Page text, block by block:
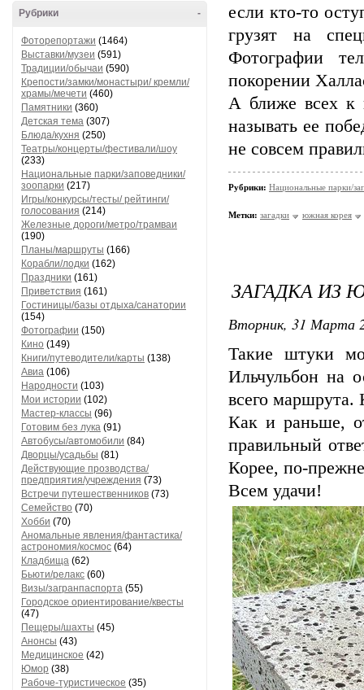
-
Рубрики
Фоторепортажи (1464)
Выставки/музеи (591)
Традиции/обычаи (590)
Крепости/замки/монастыри/ кремли/
храмы/мечети (460)
Памятники (360)
Детская тема (307)
Блюда/кухня (250)
Театры/концерты/фестивали/шоу
(233)
Национальные парки/заповедники/
зоопарки (217)
Игры/конкурсы/тесты/ рейтинги/
голосования (214)
Железные дороги/метро/трамваи
(190)
Планы/маршруты (166)
Корабли/лодки (162)
Праздники (161)
Приветствия (161)
Гостиницы/базы отдыха/санатории
(154)
Фотографии (150)
Кино (149)
Книги/путеводители/карты (138)
Авиа (106)
Народности (103)
Мои истории (102)
Мастер-классы (96)
Готовим без лука (91)
Автобусы/автомобили (84)
Дворцы/усадьбы (81)
Действующие прозводства/
предприятия/учреждения (73)
Встречи путешественников (73)
Семейство (70)
Хобби (70)
Аномальные явления/фантастика/
астрономия/космос (64)
Кладбища (62)
Бьюти/релакс (60)
Визы/загранпаспорта (55)
Городское ориентирование/квесты
(47)
Пещеры/шахты (45)
Анонсы (43)
Медицинское (42)
Юмор (38)
Рабоче-туристическое (35)
если кто-то
грузят на
Фотографии
покорении
А ближе всех к
называть ее
не совсем
Рубрики: Национальные парки/
Метки: загадки южная корея
ЗАГАДКА ИЗ
Вторник, 31 Марта
Такие штуки
Ильчульбон на
всего маршрута.
Как и раньше,
правильный
Корее, по-
Всем удачи!